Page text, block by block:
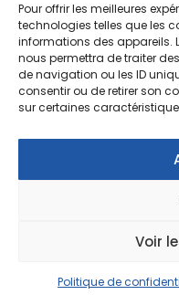
Pour offrir les meilleures
technologies telles que les
informations des appareils.
nous permettra de traiter
de navigation ou les ID
consentir ou de retirer son
sur certaines
Voir
Politique de
Nouvelles collections,
inspirations : soyez
actualités.
© Copyright